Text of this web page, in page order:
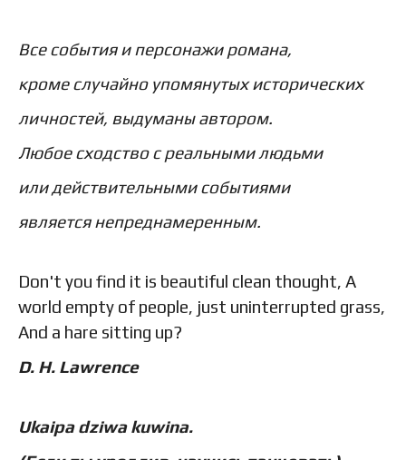
Все события и персонажи романа,
кроме случайно упомянутых исторических
личностей, выдуманы автором.
Любое сходство с реальными людьми
или действительными событиями
является непреднамеренным.
Don't you find it is beautiful clean thought, A
world empty of people, just uninterrupted grass,
And a hare sitting up?
D. H. Lawrence
Ukaipa dziwa kuwina.